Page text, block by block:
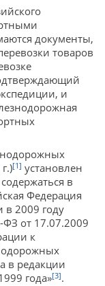
документы,
товаров
и
[1] установлен
в
Федерация
в 2009 году
от 17.07.2009
к
в редакции
года»[3].